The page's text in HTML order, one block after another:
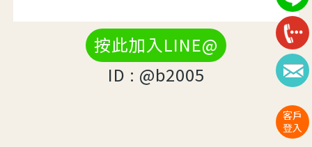
客戶
登入
按此加入LINE@
ID : @b2005